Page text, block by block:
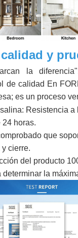
y
la
de calidad En
es un proceso
Resistencia a
24 horas.
que
cierre.
del producto
la